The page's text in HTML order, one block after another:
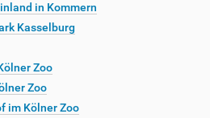
in Kommern
Kasselburg
Zoo
Zoo
im Kölner Zoo